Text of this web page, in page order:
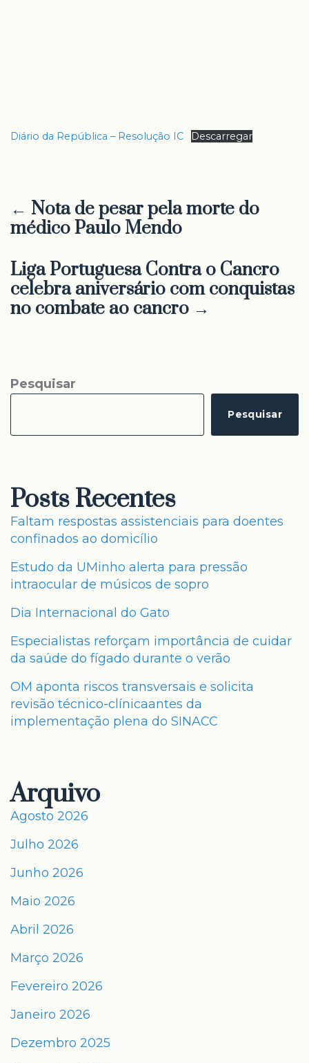
Diário da República – Resolução IC Descarregar
← Nota de pesar pela morte do
médico Paulo Mendo
Liga Portuguesa Contra o Cancro
celebra aniversário com conquistas
no combate ao cancro →
Pesquisar
Pesquisar
Posts Recentes
Faltam respostas assistenciais para doentes
confinados ao domicílio
Estudo da UMinho alerta para pressão
intraocular de músicos de sopro
Dia Internacional do Gato
Especialistas reforçam importância de cuidar
da saúde do fígado durante o verão
OM aponta riscos transversais e solicita
revisão técnico-clínicaantes da
implementação plena do SINACC
Arquivo
Agosto 2026
Julho 2026
Junho 2026
Maio 2026
Abril 2026
Março 2026
Fevereiro 2026
Janeiro 2026
Dezembro 2025